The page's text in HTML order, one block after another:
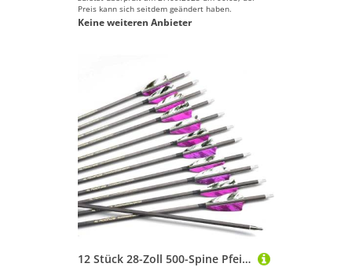
Preis kann sich seitdem geändert haben.
Keine weiteren Anbieter
12 Stück 28-Zoll 500-Spine Pfeil Abnehmbare Pfeilspitzen Übungspfeil Jagdpfeil Truthahnfedern Pfeilfedern Carbonpfeile Bogenpfeile für Langbogen Recurvebogen Compoundbogen Bogenschießen Violett A4